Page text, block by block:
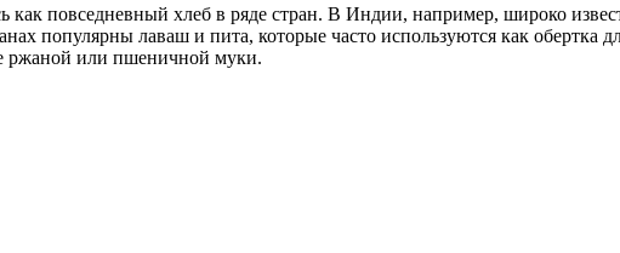
повседневный хлеб в ряде стран. В Индии, например, широко
популярны лаваш и пита, которые часто используются как
ржаной или пшеничной муки.